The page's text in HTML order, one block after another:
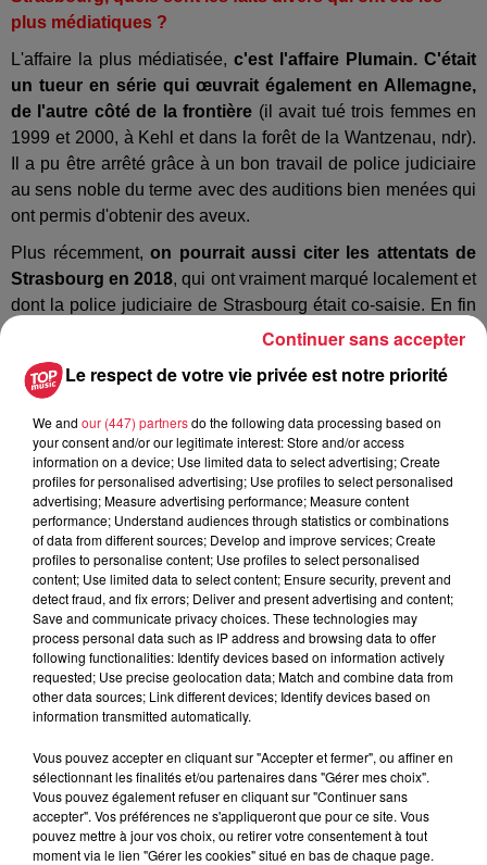
plus médiatiques ?
L'affaire la plus médiatisée, c'est l'affaire Plumain. C'était
un tueur en série qui œuvrait également en Allemagne,
de l'autre côté de la frontière (il avait tué trois femmes en
1999 et 2000, à Kehl et dans la forêt de la Wantzenau, ndr).
Il a pu être arrêté grâce à un bon travail de police judiciaire
au sens noble du terme avec des auditions bien menées qui
ont permis d'obtenir des aveux.
Plus récemment, on pourrait aussi citer les attentats de
Strasbourg en 2018, qui ont vraiment marqué localement et
dont la police judiciaire de Strasbourg était co-saisie. En fin
d'exposition, nous évoquons toutes les thématiques qui
terrorisme, contre le proxénétisme, la lutte contre les
ces thèmes sont évoqués.
Le respect de votre vie privée est notre priorité
We and our (447) partnersdo the following data processing based on
your consent and/or our legitimate interest: Store and/or access
information on a device; Use limited data to select advertising; Create
profiles for personalised advertising; Use profiles to select personalised
advertising; Measure advertising performance; Measure content
performance; Understand audiences through statistics or combinations
of data from different sources; Develop and improve services; Create
profiles to personalise content; Use profiles to select personalised
content; Use limited data to select content; Ensure security, prevent and
detect fraud, and fix errors; Deliver and present advertising and content;
Save and communicate privacy choices. These technologies may
process personal data such as IP address and browsing data to offer
following functionalities: Identify devices based on information actively
requested; Use precise geolocation data; Match and combine data from
other data sources; Link different devices; Identify devices based on
information transmitted automatically.
Vous pouvez accepter en cliquant sur "Accepter et fermer", ou affiner en
sélectionnant les finalités et/ou partenaires dans "Gérer mes choix".
Vous pouvez également refuser en cliquant sur "Continuer sans
accepter". Vos préférences ne s'appliqueront que pour ce site. Vous
pouvez mettre à jour vos choix, ou retirer votre consentement à tout
moment via le lien "Gérer les cookies" situé en bas de chaque page.
Continuer sans accepter